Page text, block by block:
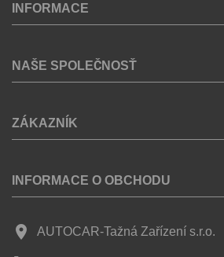
INFORMACE
NAŠE SPOLEČNOSŤ
ZÁKAZNÍK
INFORMACE O OBCHODU
place AUTOCAR-Tažná Zařízení s.r.o.